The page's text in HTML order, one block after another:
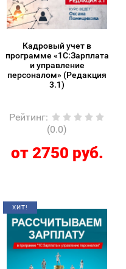
Кадровый учет в
программе «1С:Зарплата
и управление
персоналом» (Редакция
3.1)
Рейтинг:
(0.0)
от 2750 руб.
ХИТ!